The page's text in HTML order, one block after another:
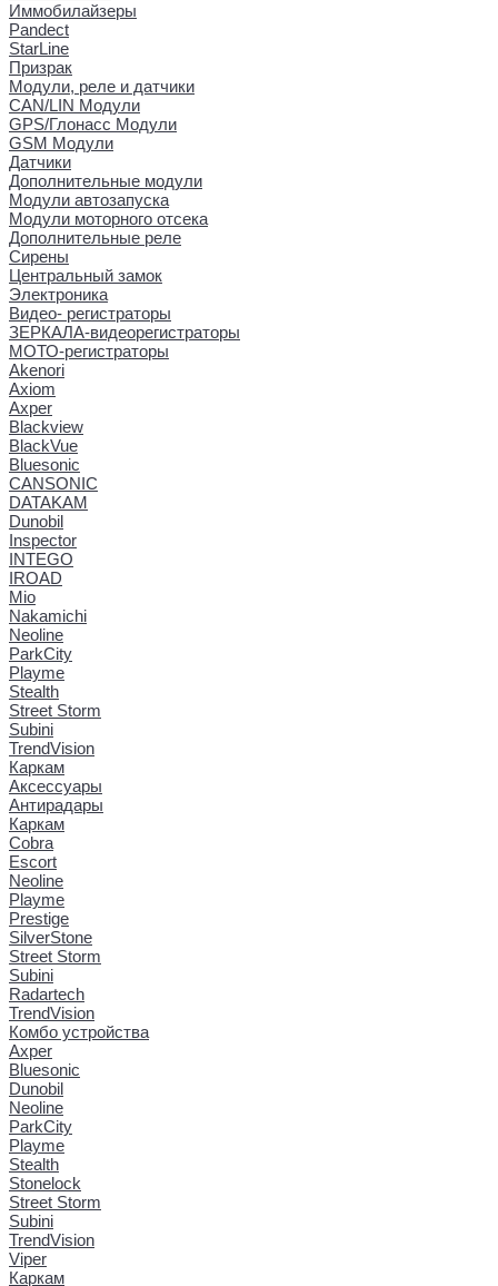
Иммобилайзеры
Pandect
StarLine
Призрак
Модули, реле и датчики
CAN/LIN Модули
GPS/Глонасс Модули
GSM Модули
Датчики
Дополнительные модули
Модули автозапуска
Модули моторного отсека
Дополнительные реле
Сирены
Центральный замок
Электроника
Видео- регистраторы
ЗЕРКАЛА-видеорегистраторы
МОТО-регистраторы
Akenori
Axiom
Axper
Blackview
BlackVue
Bluesonic
CANSONIC
DATAKAM
Dunobil
Inspector
INTEGO
IROAD
Mio
Nakamichi
Neoline
ParkCity
Playme
Stealth
Street Storm
Subini
TrendVision
Каркам
Аксессуары
Антирадары
Каркам
Cobra
Escort
Neoline
Playme
Prestige
SilverStone
Street Storm
Subini
Radartech
TrendVision
Комбо устройства
Axper
Bluesonic
Dunobil
Neoline
ParkCity
Playme
Stealth
Stonelock
Street Storm
Subini
TrendVision
Viper
Каркам